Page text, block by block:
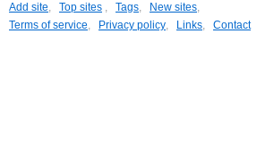
Add site, Top sites , Tags, New sites,
Terms of service, Privacy policy, Links, Contact